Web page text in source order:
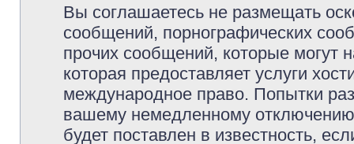
Вы соглашаетесь не размещать
сообщений, порнографических
прочих сообщений, которые могут
которая предоставляет услуги
международное право. Попытки
вашему немедленному
будет поставлен в известность,